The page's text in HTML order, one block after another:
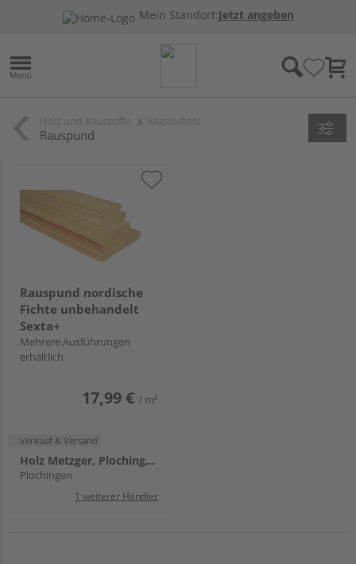
Mein Standort:Jetzt angeben
Rauspund
Rauspund nordische
Fichte unbehandelt
Sexta+
Mehrere Ausführungen
erhältlich
17,99 € / m²
Verkauf & Versand
Holz Metzger, Plochingen
Plochingen
1 weiterer Händler